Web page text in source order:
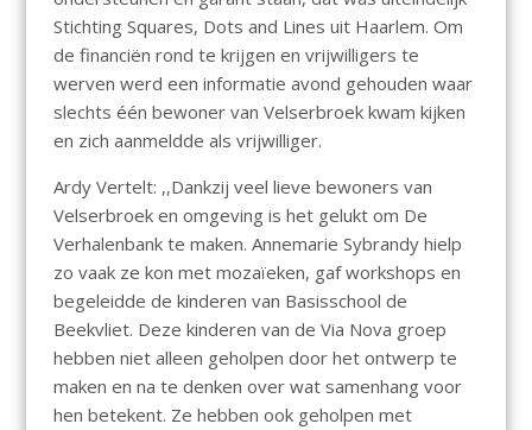
Stichting Squares, Dots and Lines uit Haarlem. Om
de financiën rond te krijgen en vrijwilligers te
werven werd een informatie avond gehouden waar
slechts één bewoner van Velserbroek kwam kijken
en zich aanmeldde als vrijwilliger.
Ardy Vertelt: ,,Dankzij veel lieve bewoners van
Velserbroek en omgeving is het gelukt om De
Verhalenbank te maken. Annemarie Sybrandy hielp
zo vaak ze kon met mozaïeken, gaf workshops en
begeleidde de kinderen van Basisschool de
Beekvliet. Deze kinderen van de Via Nova groep
hebben niet alleen geholpen door het ontwerp te
maken en na te denken over wat samenhang voor
hen betekent. Ze hebben ook geholpen met